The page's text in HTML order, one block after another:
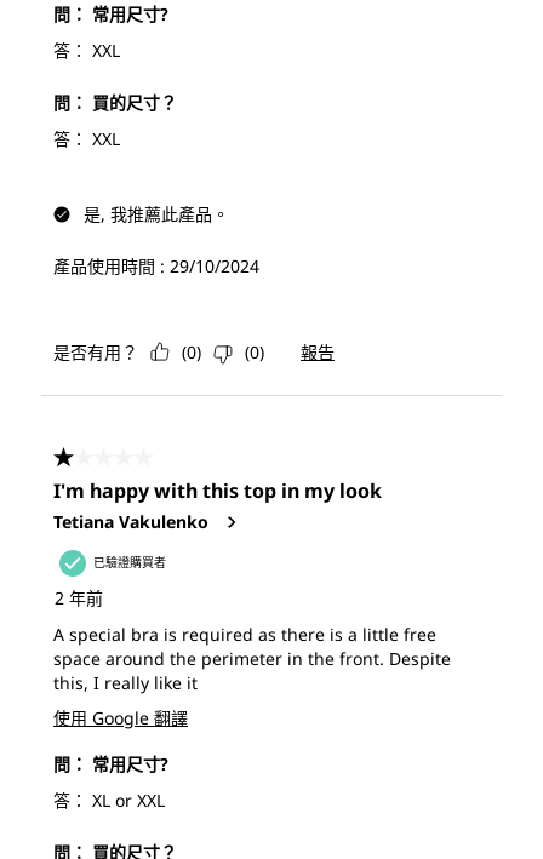
問： 常用尺寸?
答： XXL
問： 買的尺寸？
答： XXL
是, 我推薦此產品。
產品使用時間 : 29/10/2024
是否有用？ (0) (0) 報告
1星，共5星。
I'm happy with this top in my look
Tetiana Vakulenko
已驗證購買者
2 年前
A special bra is required as there is a little free
space around the perimeter in the front. Despite
this, I really like it
使用 Google 翻譯
問： 常用尺寸?
答： XL or XXL
問： 買的尺寸？